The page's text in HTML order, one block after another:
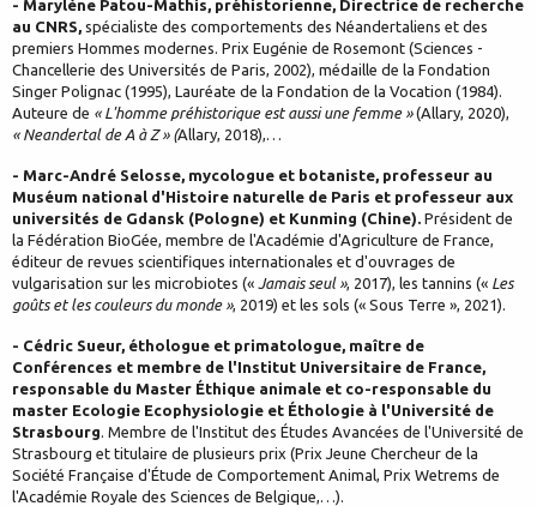
- Marylène Patou-Mathis, préhistorienne, Directrice de recherche
au CNRS, spécialiste des comportements des Néandertaliens et des
premiers Hommes modernes. Prix Eugénie de Rosemont (Sciences -
Chancellerie des Universités de Paris, 2002), médaille de la Fondation
Singer Polignac (1995), Lauréate de la Fondation de la Vocation (1984).
Auteure de « L'homme préhistorique est aussi une femme »(Allary, 2020),
« Neandertal de A à Z » (Allary, 2018),…
- Marc-André Selosse, mycologue et botaniste, professeur au
Muséum national d'Histoire naturelle de Paris et professeur aux
universités de Gdansk (Pologne) et Kunming (Chine). Président de
la Fédération BioGée, membre de l'Académie d'Agriculture de France,
éditeur de revues scientifiques internationales et d'ouvrages de
vulgarisation sur les microbiotes (« Jamais seul », 2017), les tannins (« Les
goûts et les couleurs du monde », 2019) et les sols (« Sous Terre », 2021).
- Cédric Sueur, éthologue et primatologue, maître de
Conférences et membre de l'Institut Universitaire de France,
responsable du Master Éthique animale et co-responsable du
master Ecologie Ecophysiologie et Éthologie à l'Université de
Strasbourg . Membre de l'Institut des Études Avancées de l'Université de
Strasbourg et titulaire de plusieurs prix (Prix Jeune Chercheur de la
Société Française d'Étude de Comportement Animal, Prix Wetrems de
l'Académie Royale des Sciences de Belgique,…).